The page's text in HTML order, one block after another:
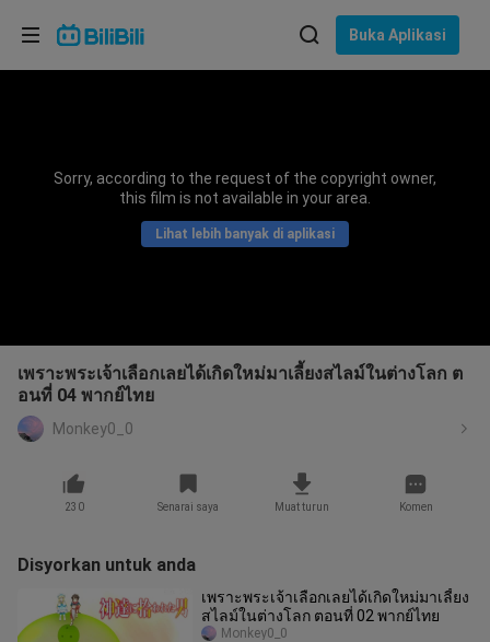
Buka Aplikasi
Sorry, according to the request of the copyright owner,
this film is not available in your area.
Lihat lebih banyak di aplikasi
เพราะพระเจ้าเลือกเลยได้เกิดใหม่มาเลี้ยงสไลม์ในต่างโลก ต
อนที่ 04 พากย์ไทย
Monkey0_0
230 Senarai saya Muat turun Komen
Disyorkan untuk anda
เพราะพระเจ้าเลือกเลยได้เกิดใหม่มาเลี้ยง
สไลม์ในต่างโลก ตอนที่ 02 พากย์ไทย
Monkey0_0
Pilih bahasa
Bahasa Indonesia